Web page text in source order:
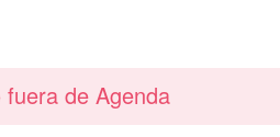
fuera de Agenda